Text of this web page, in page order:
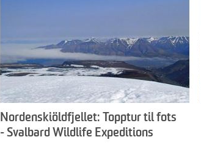
Nordenskiöldfjellet: Topptur til fots
- Svalbard Wildlife Expeditions